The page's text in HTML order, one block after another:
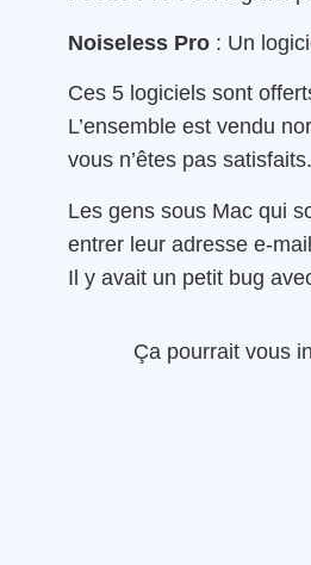
Noiseless Pro : Un
Ces 5 logiciels sont
L’ensemble est vendu
vous n’êtes pas satisfaits.
Les gens sous Mac qui
entrer leur adresse e-
Il y avait un petit bug
Ça pourrait vous